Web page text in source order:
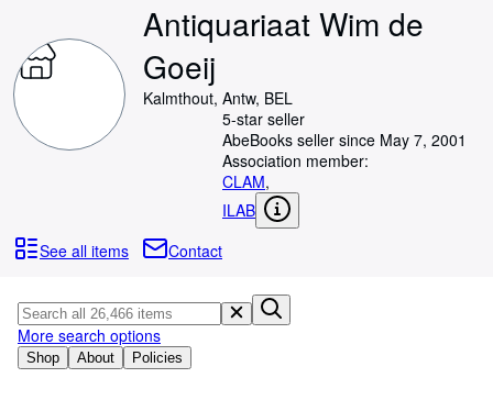
Sign Off
Advanced Search
Browse Collections
Textbooks
Sellers
Start Selling
Help
Antiquariaat Wim de
Goeij
Kalmthout, Antw, BEL
5-star seller
AbeBooks seller since May 7, 2001
Association member:
CLAM,
ILAB
See all items
Contact
Shop About Policies
More search options